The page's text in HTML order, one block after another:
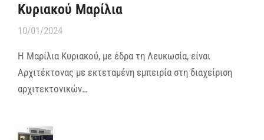
Κυριακού Μαρίλια
10/01/2024
Η Μαρίλια Κυριακού, με έδρα τη Λευκωσία, είναι
Αρχιτέκτονας με εκτεταμένη εμπειρία στη διαχείριση
αρχιτεκτονικών…